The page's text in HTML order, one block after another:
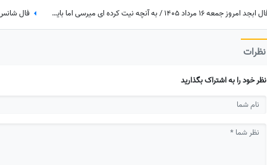
فال ابجد امروز جمعه 16 مرداد 1405 / به آنچه نیت کرده ای میرسی اما باید ...
نظرات
نظر خود را به اشتراک بگذارید